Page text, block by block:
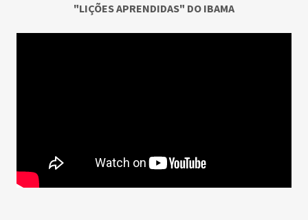
"LIÇÕES APRENDIDAS" DO IBAMA